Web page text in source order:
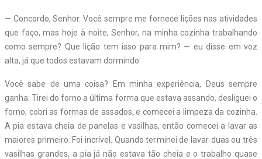
— Concordo, Senhor. Você sempre me fornece lições nas atividades
que faço, mas hoje à noite, Senhor, na minha cozinha trabalhando
como sempre? Que lição tem isso para mim? — eu disse em voz
alta, já que todos estavam dormindo.
Você sabe de uma coisa? Em minha experiência, Deus sempre
ganha. Tirei do forno a última forma que estava assando, desliguei o
forno, cobri as formas de assados, e comecei a limpeza da cozinha.
A pia estava cheia de panelas e vasilhas, então comecei a lavar as
maiores primeiro. Foi incrível. Quando terminei de lavar duas ou três
vasilhas grandes, a pia já não estava tão cheia e o trabalho quase